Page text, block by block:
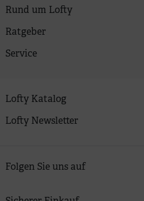
Rund um Lofty
Ratgeber
Service
Lofty Katalog
Lofty Newsletter
Folgen Sie uns auf